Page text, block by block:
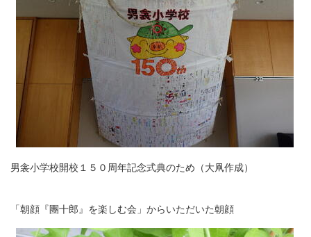
男衾小学校開校１５０周年記念式典のため（大凧作成）
「朝顔『團十郎』を楽しむ会」からいただいた朝顔